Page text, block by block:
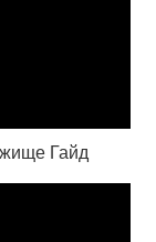
Гайд